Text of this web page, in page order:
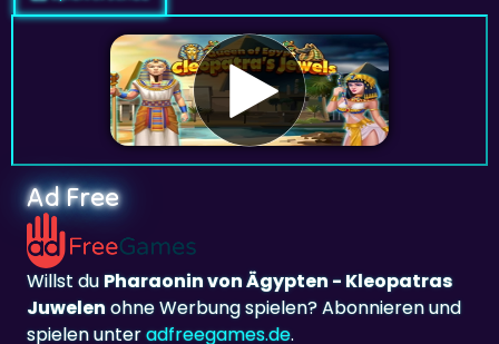
Ad Free
Willst duPharaonin von Ägypten - Kleopatras
Juwelenohne Werbung spielen? Abonnieren und
spielen unteradfreegames.de.